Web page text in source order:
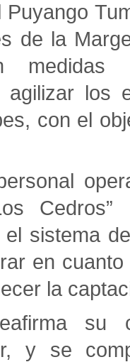
Puyango
de la
agilizar los
con el
el sistema
en
la
su
y se